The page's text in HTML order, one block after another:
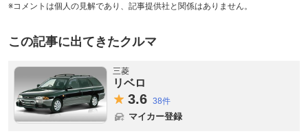
※コメントは個人の見解であり、記事提供社と関係はありません。
この記事に出てきたクルマ
三菱
リベロ
3.6 38件
マイカー登録